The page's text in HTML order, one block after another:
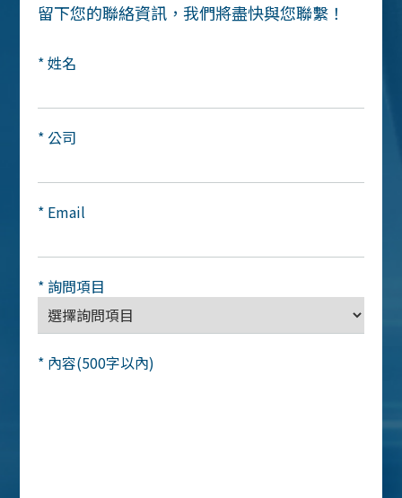
留下您的聯絡資訊，我們將盡快與您聯繫！
* 姓名
* 公司
* Email
* 詢問項目
* 內容(500字以內)